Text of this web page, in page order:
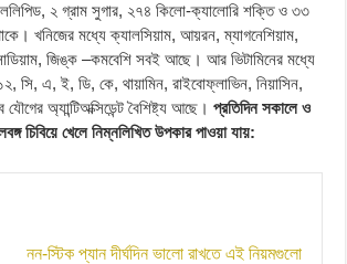
২ গ্রাম সুগার, ২৭৪ কিলো-ক্যালোরি শক্তি ও ৩৩
খনিজের মধ্যে ক্যালসিয়াম, আয়রন, ম্যাগনেশিয়াম,
জিঙ্ক –কমবেশি সবই আছে। আর ভিটামিনের মধ্যে
সি, এ, ই, ডি, কে, থায়ামিন, রাইবোফ্লাভিন, নিয়াসিন,
অ্যান্টিঅক্সিডেন্ট বৈশিষ্ট্য আছে।প্রতিদিন সকালে ও
চিবিয়ে খেলে নিম্নলিখিত উপকার পাওয়া যায়:
নন-স্টিক প্যান দীর্ঘদিন ভালো রাখতে এই নিয়মগুলো